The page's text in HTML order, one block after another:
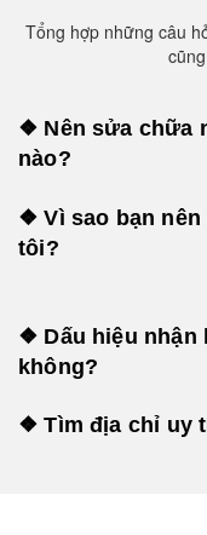
Tổng hợp những câu
❖ Nên sửa chữa
nào?
❖ Vì sao bạn
tôi?
❖ Dấu hiệu nhận
không?
❖ Tìm địa chỉ uy